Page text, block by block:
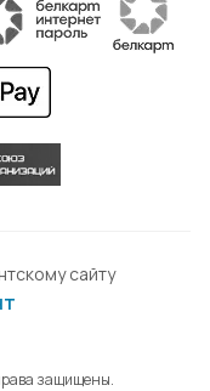
сайту
защищены.